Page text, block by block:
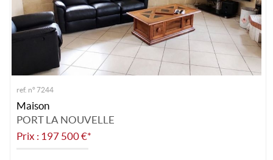
ref. n° 7244
Maison
PORT LA NOUVELLE
Prix : 197 500 €*